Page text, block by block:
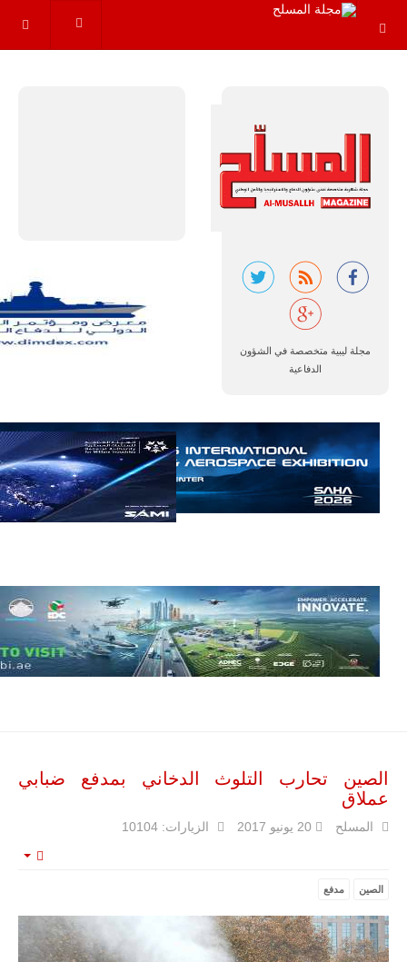
مجلة ليبية متخصصة في الشؤون
الدفاعية
المسيرة
الروسية
مع تصاعد حدة
الحرب الجوية
الروسية في
مالي رُصدت
طائرة أوريون
بدون طيار فوق
فإن الجمع بين
قدرة طائرة
أوريون على
التحليق…
للمزيد
2026 الدولية
الصين تحارب التلوث الدخاني بمدفع ضبابي
عملاق
المسلح 20 يونيو 2017 الزيارات: 10104
الصين مدفع